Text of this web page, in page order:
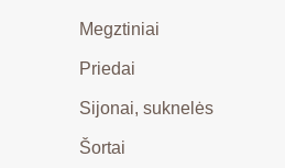
Megztiniai
Priedai
Sijonai, suknelės
Šortai